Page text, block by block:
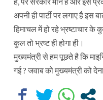
अपनी ही पार्टी पर लगाए है इस
हिमाचल में हो रहे भ्रष्टाचार
कुल तो भ्रष्ट ही होगा ही।
मुख्यमंत्री से हम पूछते है कि
गई ? जवाब को मुख्यमंत्री को